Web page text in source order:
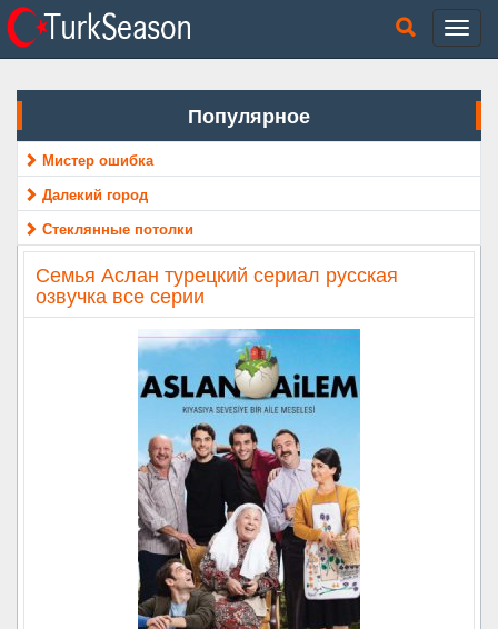
Популярное
Мистер ошибка
Далекий город
Стеклянные потолки
Семья Аслан турецкий сериал русская
озвучка все серии